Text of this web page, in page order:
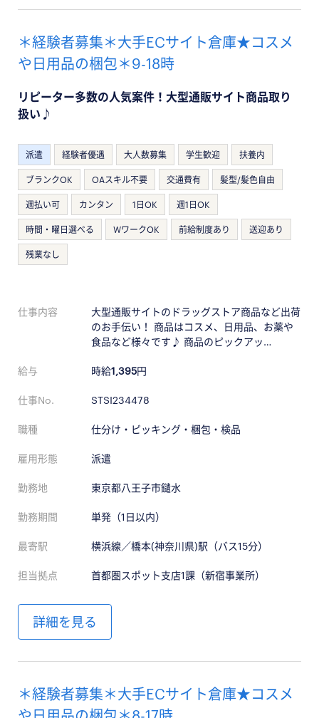
＊経験者募集＊大手ECサイト倉庫★コスメ
や日用品の梱包＊9-18時
リピーター多数の人気案件！大型通販サイト商品取り
扱い♪
派遣 経験者優遇 大人数募集 学生歓迎 扶養内
ブランクOK OAスキル不要 交通費有 髪型/髪色自由
週払い可 カンタン 1日OK 週1日OK
時間・曜日選べる WワークOK 前給制度あり 送迎あり
残業なし
仕事内容
大型通販サイトのドラッグストア商品など出荷
のお手伝い！ 商品はコスメ、日用品、お薬や
食品など様々です♪ 商品のピックアッ…
給与 時給1,395円
仕事No. STSI234478
職種 仕分け・ピッキング・梱包・検品
雇用形態 派遣
勤務地 東京都八王子市鑓水
勤務期間 単発（1日以内）
最寄駅 横浜線／橋本(神奈川県)駅（バス15分）
担当拠点 首都圏スポット支店1課（新宿事業所）
詳細を見る
＊経験者募集＊大手ECサイト倉庫★コスメ